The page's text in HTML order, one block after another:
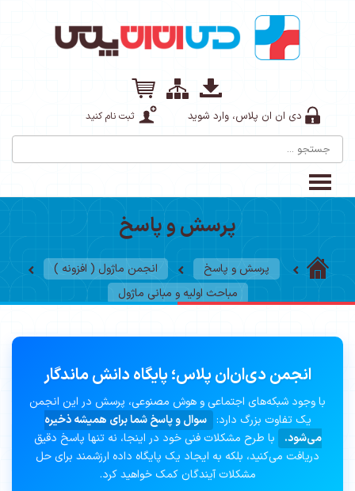
دی ان ان پلاس، وارد شوید ثبت نام کنید
پرسش و پاسخ
پرسش و پاسخ
انجمن ماژول ( افزونه )
مباحث اولیه و مبانی ماژول
انجمن دی‌ان‌ان پلاس؛ پایگاه دانش ماندگار
با وجود شبکه‌های اجتماعی و هوش مصنوعی، پرسش در این انجمن
یک تفاوت بزرگ دارد: سوال و پاسخ شما برای همیشه ذخیره
می‌شود.
با طرح مشکلات فنی خود در اینجا، نه تنها پاسخ دقیق
دریافت می‌کنید، بلکه به ایجاد یک پایگاه داده ارزشمند برای حل
مشکلات آیندگان کمک خواهید کرد.